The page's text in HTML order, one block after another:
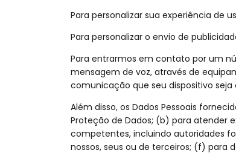
Para personalizar sua experiência de
Para personalizar o envio de
Para entrarmos em contato por um
mensagem de voz, através de
comunicação que seu dispositivo
Além disso, os Dados Pessoais
Proteção de Dados; (b) para atender
competentes, incluindo autoridades
nossos, seus ou de terceiros; (f) para